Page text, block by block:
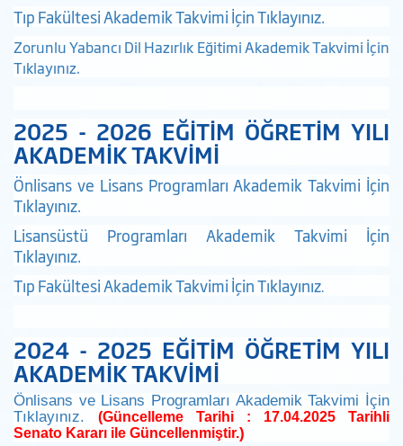
Tıp Fakültesi Akademik Takvimi İçin Tıklayınız.
Zorunlu Yabancı Dil Hazırlık Eğitimi Akademik Takvimi İçin
Tıklayınız.
2025 - 2026 EĞİTİM ÖĞRETİM YILI
AKADEMİK TAKVİMİ
Önlisans ve Lisans Programları Akademik Takvimi İçin
Tıklayınız.
Lisansüstü Programları Akademik Takvimi İçin
Tıklayınız.
Tıp Fakültesi Akademik Takvimi İçin Tıklayınız.
2024 - 2025 EĞİTİM ÖĞRETİM YILI
AKADEMİK TAKVİMİ
Önlisans ve Lisans Programları Akademik Takvimi İçin
Tıklayınız. (Güncelleme Tarihi : 17.04.2025 Tarihli
Senato Kararı ile Güncellenmiştir.)